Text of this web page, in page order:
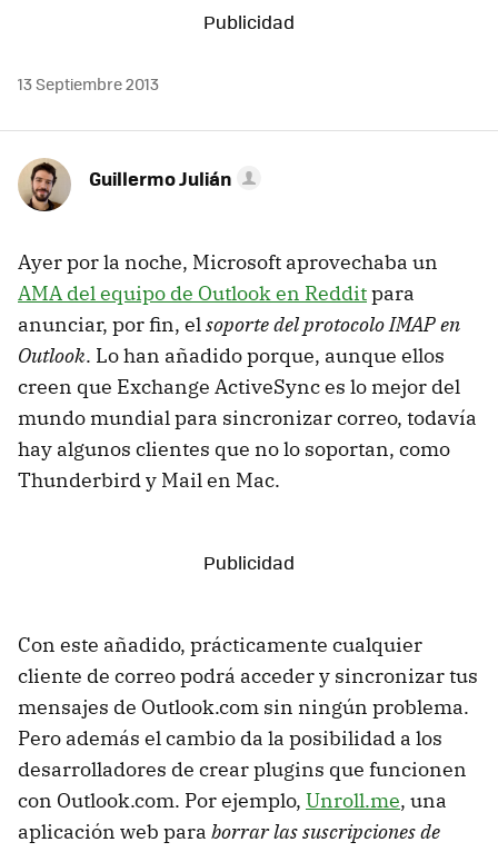
MAIL
13 Septiembre 2013
Guillermo Julián
Ayer por la noche, Microsoft aprovechaba un
AMA del equipo de Outlook en Redditpara
anunciar, por fin, elsoporte del protocolo IMAP en
Outlook. Lo han añadido porque, aunque ellos
creen que Exchange ActiveSync es lo mejor del
mundo mundial para sincronizar correo, todavía
hay algunos clientes que no lo soportan, como
Thunderbird y Mail en Mac.
Con este añadido, prácticamente cualquier
cliente de correo podrá acceder y sincronizar tus
mensajes de Outlook.com sin ningún problema.
Pero además el cambio da la posibilidad a los
desarrolladores de crear plugins que funcionen
con Outlook.com. Por ejemplo, Unroll.me, una
aplicación web para borrar las suscripciones de